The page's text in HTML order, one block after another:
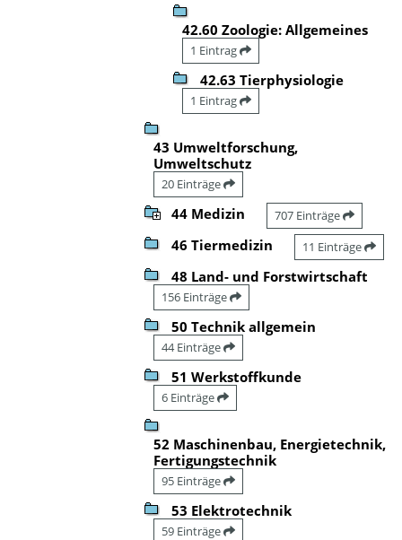
42.60 Zoologie: Allgemeines
1 Eintrag
42.63 Tierphysiologie
1 Eintrag
43 Umweltforschung,
Umweltschutz
20 Einträge
44 Medizin 707 Einträge
46 Tiermedizin 11 Einträge
48 Land- und Forstwirtschaft
156 Einträge
50 Technik allgemein
44 Einträge
51 Werkstoffkunde
6 Einträge
52 Maschinenbau, Energietechnik,
Fertigungstechnik
95 Einträge
53 Elektrotechnik
59 Einträge